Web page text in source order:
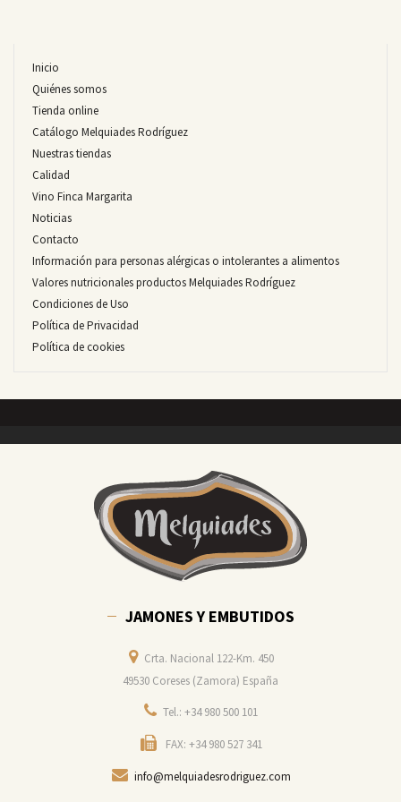
Inicio
Quiénes somos
Tienda online
Catálogo Melquiades Rodríguez
Nuestras tiendas
Calidad
Vino Finca Margarita
Noticias
Contacto
Información para personas alérgicas o intolerantes a alimentos
Valores nutricionales productos Melquiades Rodríguez
Condiciones de Uso
Política de Privacidad
Política de cookies
JAMONES Y EMBUTIDOS
Crta. Nacional 122-Km. 450
49530 Coreses (Zamora) España
Tel.: +34 980 500 101
FAX: +34 980 527 341
info@melquiadesrodriguez.com